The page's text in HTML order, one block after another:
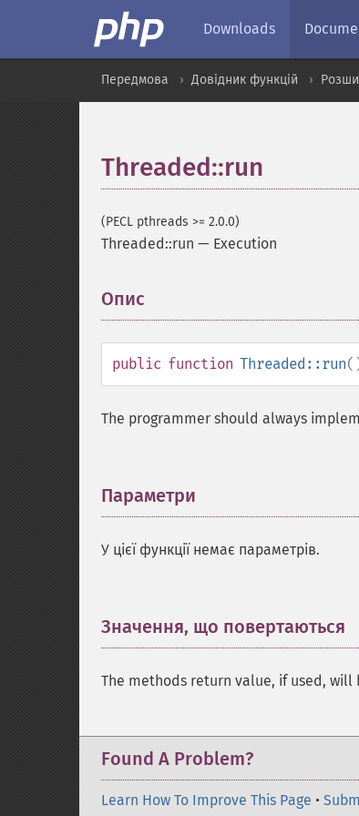
Downloads
Передмова Довідник функцій
Threaded::run
(PECL pthreads >= 2.0.0)
Threaded::run — Execution
Опис
public function Threaded::run
The programmer should always
Параметри
У цієї функції немає параметрів.
Значення, що повертаються
The methods return value, if used, will
Found A Problem?
Learn How To Improve This Page •